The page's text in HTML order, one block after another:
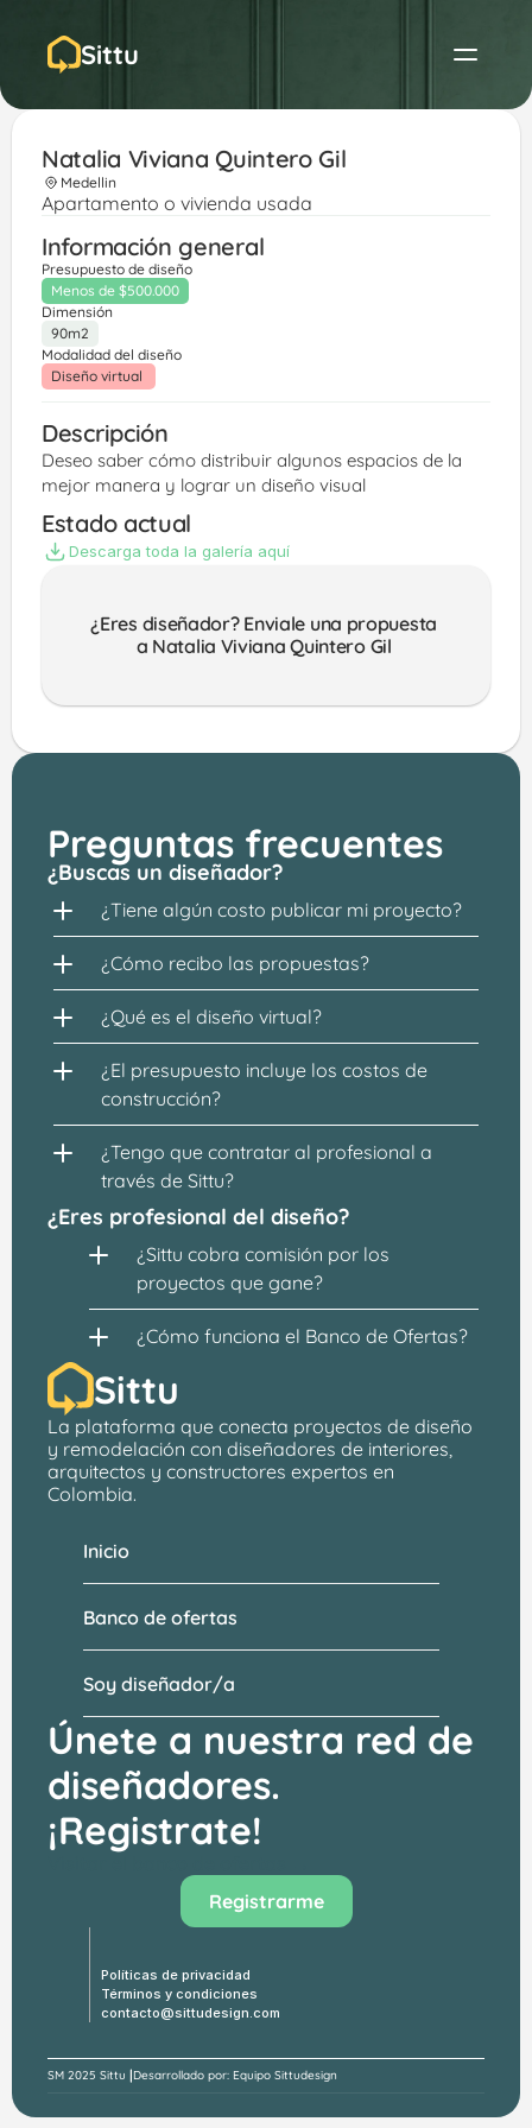
Sittu
Natalia Viviana Quintero Gil
Medellin
Apartamento o vivienda usada
Información general
Presupuesto de diseño
Menos de $500.000
Dimensión
90m2
Modalidad del diseño
Diseño virtual
Descripción
Deseo saber cómo distribuir algunos espacios de la
mejor manera y lograr un diseño visual
Estado actual
Descarga toda la galería aquí
¿Eres diseñador? Enviale una propuesta
a Natalia Viviana Quintero Gil
Preguntas frecuentes
¿Buscas un diseñador?
¿Tiene algún costo publicar mi proyecto?
¿Cómo recibo las propuestas?
¿Qué es el diseño virtual?
¿El presupuesto incluye los costos de
construcción?
¿Tengo que contratar al profesional a
través de Sittu?
¿Eres profesional del diseño?
¿Sittu cobra comisión por los
proyectos que gane?
¿Cómo funciona el Banco de Ofertas?
Sittu
La plataforma que conecta proyectos de diseño
y remodelación con diseñadores de interiores,
arquitectos y constructores expertos en
Colombia.
Banco de ofertas
Soy diseñador/a
Inicio
Únete a nuestra red de
diseñadores.
¡Registrate!
Registrarme
Políticas de privacidad
Términos y condiciones
contacto@sittudesign.com
SM 2025 Sittu |Desarrollado por: Equipo Sittudesign